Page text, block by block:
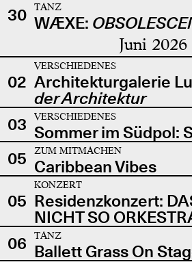
30
TANZ
WÆXE:
Juni 2026
02
VERSCHIEDENES
Architekturgalerie
der Architektur
03
VERSCHIEDENES
Sommer im Südpol:
05
ZUM MITMACHEN
Caribbean Vibes
05
KONZERT
Residenzkonzert:
NICHT SO
06
TANZ
Ballett Grass On